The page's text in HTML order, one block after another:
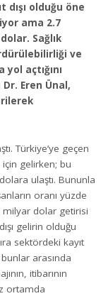
dışı olduğu öne
ama 2.7
Sağlık
ve
açtığını
Eren Ünal,
Türkiye’ye geçen
için gelirken; bu
ulaştı. Bununla
oranı yüzde
milyar dolar getirisi
gelirin olduğu
sektördeki kayıt
bunlar arasında
itibarının
ortamda